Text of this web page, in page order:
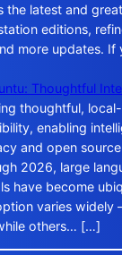
the latest and
editions,
more updates.
Thoughtful
thoughtful,
enabling
and open
2026, large
have become
varies widely
others… […]